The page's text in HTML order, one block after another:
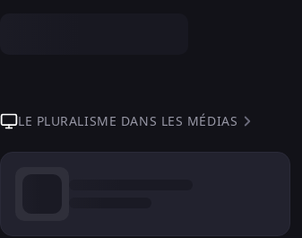
LE PLURALISME DANS LES MÉDIAS